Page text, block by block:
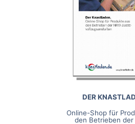
DER
Online-Shop für
den Betrieben der